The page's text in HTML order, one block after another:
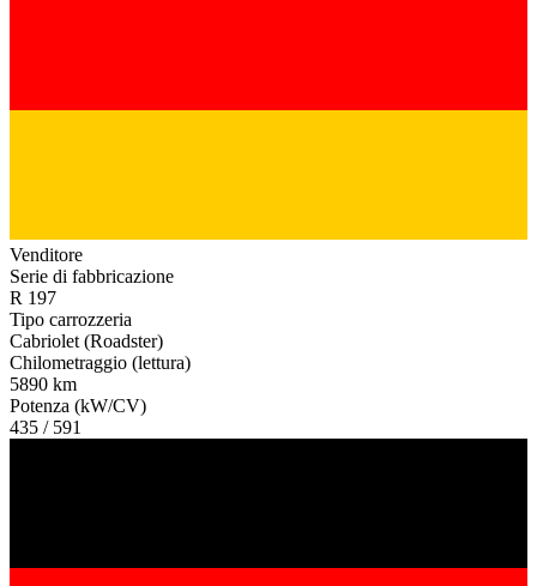
Venditore
Serie di fabbricazione
R 197
Tipo carrozzeria
Cabriolet (Roadster)
Chilometraggio (lettura)
5890 km
Potenza (kW/CV)
435 / 591